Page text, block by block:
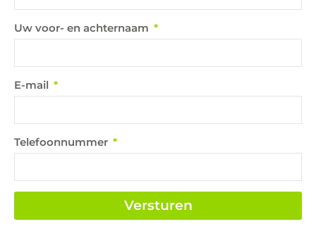
Uw voor- en achternaam
E-mail
Telefoonnummer
Versturen